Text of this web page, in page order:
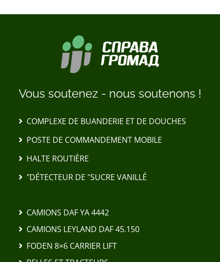
Vous soutenez - nous soutenons !
COMPLEXE DE BUANDERIE ET DE DOUCHES
POSTE DE COMMANDEMENT MOBILE
HALTE ROUTIÈRE
"DÉTECTEUR DE "SUCRE VANILLÉ
CAMIONS DAF YA 4442
CAMIONS LEYLAND DAF 45.150
FODEN 8×6 CARRIER LIFT